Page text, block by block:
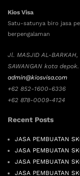
Kios Visa
Satu-satunya biro jasa
berpengalaman
Jl. MASJID AL-BARKAH,
SAWANGAN kota depok.
admin@kiosvisa.com
+62 852-1600-6336
+62 878-0009-4124
Recent Posts
JASA PEMBUATAN
JASA PEMBUATAN
JASA PEMBUATAN
JASA PEMBUATAN